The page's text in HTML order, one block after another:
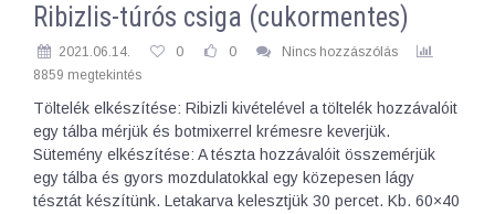
Ribizlis-túrós csiga (cukormentes)
2021.06.14. 0 0
Nincs hozzászólás
8859 megtekintés
Töltelék elkészítése: Ribizli kivételével a töltelék hozzávalóit
egy tálba mérjük és botmixerrel krémesre keverjük.
Sütemény elkészítése: A tészta hozzávalóit összemérjük
egy tálba és gyors mozdulatokkal egy közepesen lágy
tésztát készítünk. Letakarva kelesztjük 30 percet. Kb. 60×40